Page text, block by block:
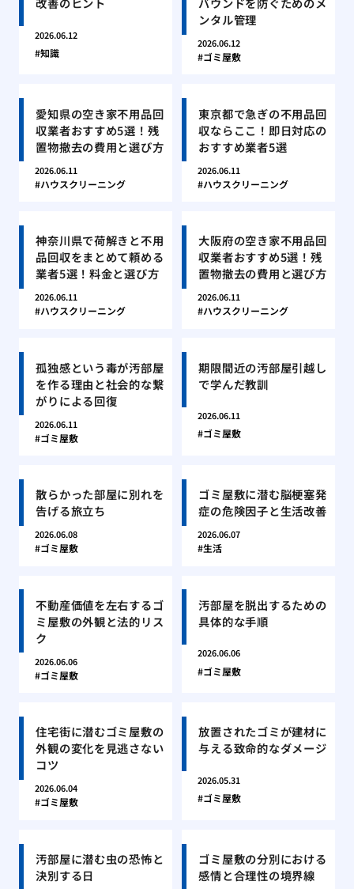
2026.06.12
知識
ンタル管理
2026.06.12
ゴミ屋敷
愛知県の空き家不用品回
収業者おすすめ5選！残
置物撤去の費用と選び方
2026.06.11
ハウスクリーニング
東京都で急ぎの不用品回
収ならここ！即日対応の
おすすめ業者5選
2026.06.11
ハウスクリーニング
神奈川県で荷解きと不用
品回収をまとめて頼める
業者5選！料金と選び方
2026.06.11
ハウスクリーニング
大阪府の空き家不用品回
収業者おすすめ5選！残
置物撤去の費用と選び方
2026.06.11
ハウスクリーニング
孤独感という毒が汚部屋
を作る理由と社会的な繋
がりによる回復
2026.06.11
ゴミ屋敷
期限間近の汚部屋引越し
で学んだ教訓
2026.06.11
ゴミ屋敷
散らかった部屋に別れを
告げる旅立ち
2026.06.08
ゴミ屋敷
ゴミ屋敷に潜む脳梗塞発
症の危険因子と生活改善
2026.06.07
生活
不動産価値を左右するゴ
ミ屋敷の外観と法的リス
ク
2026.06.06
ゴミ屋敷
汚部屋を脱出するための
具体的な手順
2026.06.06
ゴミ屋敷
住宅街に潜むゴミ屋敷の
外観の変化を見逃さない
コツ
2026.06.04
ゴミ屋敷
放置されたゴミが建材に
与える致命的なダメージ
2026.05.31
ゴミ屋敷
汚部屋に潜む虫の恐怖と
決別する日
ゴミ屋敷の分別における
感情と合理性の境界線